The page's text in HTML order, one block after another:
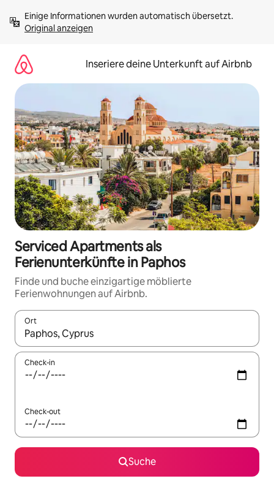
Inhalten
springenOriginal anzeigen
Inseriere deine Unterkunft auf Airbnb
Serviced Apartments als
Ferienunterkünfte in Paphos
Finde und buche einzigartige möblierte
Ferienwohnungen auf Airbnb.
Ort
Wenn Ergebnisse verfügbar sind, navigiere mit den
Check-in
Check-out
Suche